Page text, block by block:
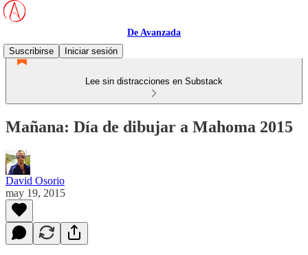
De Avanzada
Suscribirse
Iniciar sesión
Lee sin distracciones en Substack
Mañana: Día de dibujar a Mahoma 2015
David Osorio
may 19, 2015